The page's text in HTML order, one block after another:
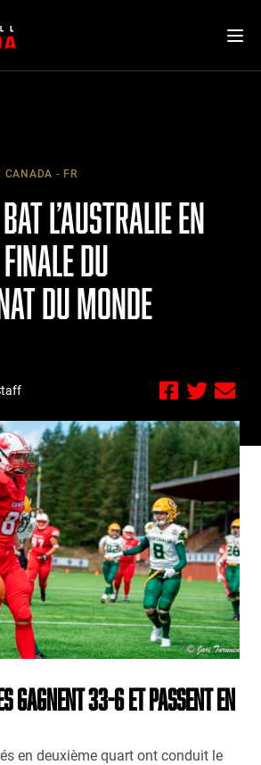
CANADA - FR
L’AUSTRALIE EN
DU
DU MONDE
GAGNENT 33-6 ET PASSENT EN
en deuxième quart ont conduit le